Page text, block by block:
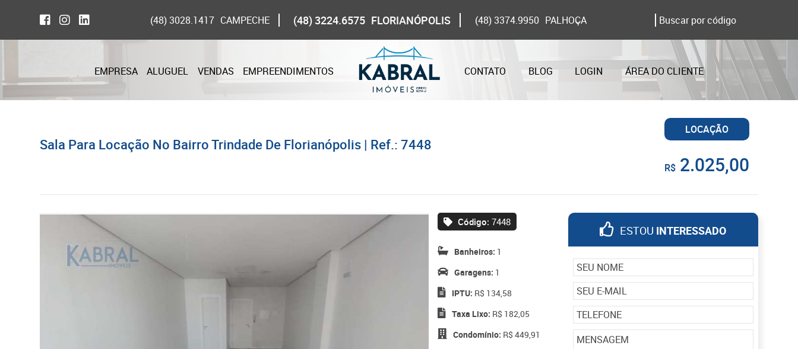
(48) 3028.1417 CAMPECHE (48) 3224.6575 FLORIANÓPOLIS (48) 3374.9950 PALHOÇA
EMPRESA ALUGUEL VENDAS EMPREENDIMENTOS CONTATO BLOG LOGIN ÁREA DO CLIENTE
Sala Para Locação No Bairro Trindade De Florianópolis | Ref.: 7448
LOCAÇÃO
R$2.025,00
ESTOU INTERESSADO
Código: 7448
Banheiros: 1
Garagens: 1
IPTU: R$ 134,58
Taxa Lixo: R$ 182,05
Condomínio: R$ 449,91